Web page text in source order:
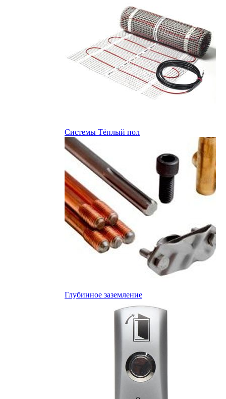
Системы Тёплый пол
Глубинное заземление